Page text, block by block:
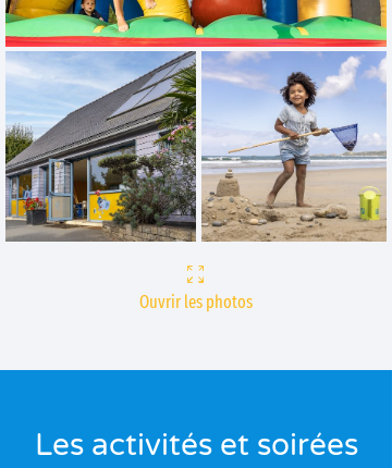
Ouvrir les photos
Les activités et soirées